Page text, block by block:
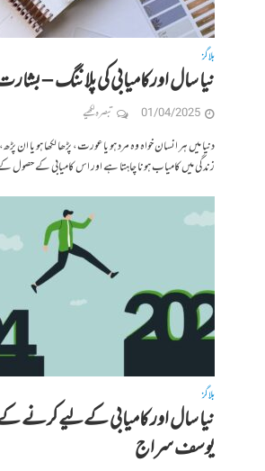
بلاگز
نیا سال اورکامیابی کی پلاننگ –
01/04/2025 تبصرہ لکھیے
دنیا میں ہر انسان خواہ وہ مرد ہو یا عورت، پڑھا لکھا ہو یا ان
زندگی میں کامیاب ہونا چاہتا ہے اور اس کامیابی کے
بلاگز
یوسف سراج